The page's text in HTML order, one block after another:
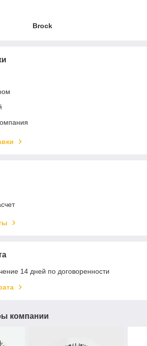
Brock
14 дней по договоренности
компании